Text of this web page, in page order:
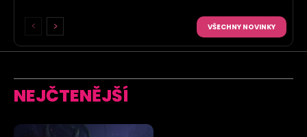
VŠECHNY NOVINKY
NEJČTENĚJŠÍ